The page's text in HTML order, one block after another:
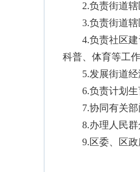
2.负责街道
3.负责街道
4.负责社区
科普、体育等工作
5.发展街道
6.负责计划
7.协同有关
8.办理人民群
9.区委、区政